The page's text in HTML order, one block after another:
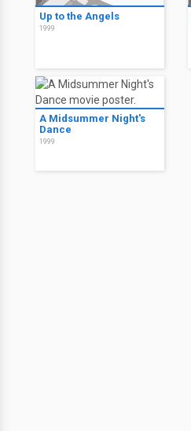
Up to the Angels
1999
A Midsummer Night's
Dance
1999